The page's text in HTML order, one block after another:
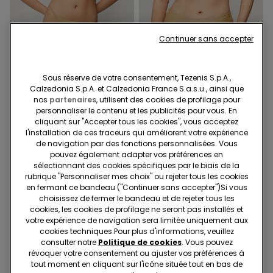
Bas de Bikini String Côtés
Fins Façon Tanga
Sparkling Touch Doré
9,99 € 6,00 €-40%
1 Couleur
Haut de Bikini Push-Up
Légèrement Rembourré
Sparkling Touch Doré
16,99 € 9,00 €-47%
Sous réserve de votre consentement, Tezenis S.p.A.,
Calzedonia S.p.A. et Calzedonia France S.a.s.u., ainsi que
nos partenaires, utilisent des cookies de profilage pour
personnaliser le contenu et les publicités pour vous. En
cliquant sur "Accepter tous les cookies", vous acceptez
l'installation de ces traceurs qui améliorent votre expérience
de navigation par des fonctions personnalisées. Vous
pouvez également adapter vos préférences en
sélectionnant des cookies spécifiques par le biais de la
rubrique "Personnaliser mes choix" ou rejeter tous les cookies
en fermant ce bandeau ("Continuer sans accepter")​Si vous
choisissez de fermer le bandeau et de rejeter tous les
cookies, les cookies de profilage ne seront pas installés et
votre expérience de navigation sera limitée uniquement aux
cookies techniques.​Pour plus d'informations, veuillez
consulter notre Politique de cookies. Vous pouvez
révoquer votre consentement ou ajuster vos préférences à
tout moment en cliquant sur l'icône située tout en bas de
Continuer sans accepter